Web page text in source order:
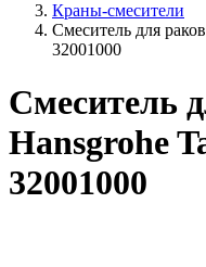
Краны-смесители
Смеситель для
32001000
Смеситель
Hansgrohe
32001000